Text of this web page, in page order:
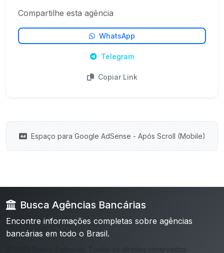
Compartilhe esta agência
WhatsApp
Telegram
Copiar Link
Espaço para Google AdSense - Após Scroll (Mobile)
Busca Agências Bancárias
Encontre informações completas sobre agências
bancárias em todo o Brasil.